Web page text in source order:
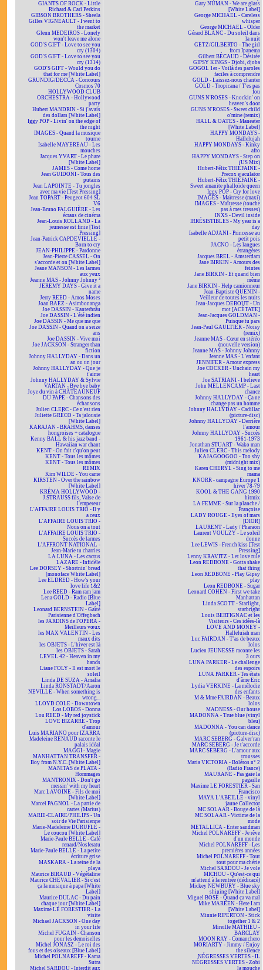
GIANTS OF ROCK - Little
Richard & Carl Perkins
GIBSON BROTHERS - Sheela
Gilles VIGNEAULT - I went to
the market
Glenn MEDEIROS - Lonely
won't leave me alone
GOD'S GIFT - Love to see you
cry (1304)
GOD'S GIFT - Love to see you
cry (1314)
GOD'S GIFT - Would you do
that for me [White Label]
GRUNDIG/DECCA - Concours
Cosmos 70
HOLLYWOOD CLUB
ORCHESTRA - Hollywood
party
Hubert MANDRIN - Si j'avais
des dollars [White Label]
Iggy POP - Livin' on the edge of
the night
IMAGES - Quand la musique
tourne
Isabelle MAYEREAU - Les
mouches
Jacques YVART - Le phare
[White Label]
JAMES - Come home
Jean GUIDONI - Tous des
putains
Jean LAPOINTE - Tu jongles
avec ma vie [Test Pressing]
Jean TOPART - Peugeot 604 SL
V6
Jean-Bruno FALGUIÈRE - Les
écrans de cinéma
Jean-Louis ROLLAND - La
jeunesse est finie [Test
Pressing]
Jean-Patrick CAPDEVIELLE -
Born to cry
JEAN-PHILIPPE - Pardonne
Jean-Pierre CASSEL - On
s'accorde et on [White Label]
Jeane MANSON - Les larmes
aux yeux
Jeanne MAS - Johnny Johnny ²
JEREMY DAYS - Give it a
name
Jerry REED - Amos Moses
Joan BAEZ - Asimbonanga
Joe DASSIN - Kanterbräu
Joe DASSIN - L'été indien
Joe DASSIN - Me que me que
Joe DASSIN - Quand on a seize
ans
Joe DASSIN - Vive moi
Joe JACKSON - Stranger than
fiction
Johnny HALLYDAY - Dans un
an ou un jour
Johnny HALLYDAY - Que je
t'aime
Johnny HALLYDAY & Sylvie
VARTAN - Bye bye baby
Joye du vin à CHÂTEAUNEUF
DU PAPE - Chansons des
échansons
Julien CLERC - Ce n'est rien
Juliette GRÉCO - Ta jalousie
[White Label]
KARAJAN - BRAHMS, danses
hongroises + catalogue
Kenny BALL & his jazz band -
Hawaiian war chant
KENT - On fait c'qu'on peut
KENT - Tous les mômes
KENT - Tous les mômes
REMIX
Kim WILDE - You came
KIRSTEN - Over the rainbow
[White Label]
KRÉMA HOLLYWOOD -
J.STRAUSS fils, Valse de
l'empereur
L'AFFAIRE LOUIS TRIO - Il y
a ceux
L'AFFAIRE LOUIS TRIO -
Nous on a tout
L'AFFAIRE LOUIS TRIO -
Succès de larmes
L'AFFRONT NATIONAL -
Jean-Marie tu charries
LA LUNA - Les cactus
LAZARE - Infidèle
Lee DORSEY - Shortnin' bread
[monoface White Label]
Lee ELDRED - How's your
love life 1&2
Lee REED - Ram ram jam
Lena GOLD - Radio [Blue
Label]
Leonard BERNSTEIN - Gaîté
Parisienne d'Offenbach
les JARDINS de l'OPÉRA -
Meilleurs vœux
les MAX VALENTIN - Les
maux dits
les OBJETS - L'hiver est là
les OBJETS - Sarah
LEVEL 42 - Heaven in my
hands
Liane FOLY - Il est mort le
soleil
Linda DE SUZA - Amalia
Linda RONSTADT/Aaron
NEVILLE - When something is
wrong...
LLOYD COLE - Downtown
Los LOBOS - Donna
Lou REED - My red joystick
LOVE BIZARRE - Trop
d'amour
Luis MARIANO pour IZARRA
Madeleine RENAUD raconte le
palais idéal
MAGGI - Magie
MANHATTAN TRANSFER -
Boy from N.Y.C. [White Label]
MANITAS de PLATA -
Hommages
MANTRONIX - Don't go
messin' with my heart
Marc LAVOINE - Fils de moi
[White Label]
Marcel PAGNOL - La partie de
cartes (Marius)
MARIE-CLAIRE/PHILIPS - Un
soir de Vie Parisienne
Marie-Madeleine DURUFLÉ -
Le coucou [White Label]
Marie-Paule BELLE - Café
renard/Nosferatu
Marie-Paule BELLE - La petite
écriture grise
MASKARA - La reine de la
playa
Maurice BIRAUD - Végétaline
Maurice CHEVALIER - Si c'est
ça la musique à papa [White
Label]
Maurice DULAC - Du pain
chaque jour [White Label]
Maxime LE FORESTIER - La
visite
Michael JACKSON - One day
in your life
Michel FUGAIN - Chanson
pour les demoiselles
Michel JONASZ - Le roi des
fous et des oiseaux [Blue Label]
Michel POLNAREFF - Kama
Sutra
Michel SARDOU - Interdit aux
Gary NUMAN - We are glass
[White Label]
George MICHAEL - Careless
whisper
George MICHAEL - Older
Gérard BLANC - Du soleil dans
la nuit
GETZ/GILBERTO - The girl
from Ipanema
Gilbert BÉCAUD - Désirée
GIPSY KINGS - Djobi, djoba
GOGOL 1er - Voilà des paroles
faciles à comprendre
GOLD - Laissez-nous chanter
GOLD - Tropicana / T'es pas
fou
GUNS N'ROSES - Knockin' on
heaven's door
GUNS N'ROSES - Sweet child
o'mine (remix)
HALL & OATES - Maneater
[White Label]
HAPPY MONDAYS -
Hallelujah
HAPPY MONDAYS - Kinky
afro
HAPPY MONDAYS - Step on
(US Mix)
Hubert-Félix THIÉFAINE -
Precox ejaculator
Hubert-Félix THIÉFAINE -
Sweet amanite phalloïde queen
Iggy POP - Cry for love
IMAGES - Maîtresse (maxi)
IMAGES - Maîtresse (touche
pas à mes tresses)
INXS - Devil inside
IRRÉSISTIBLES - My year is a
day
Isabelle ADJANI - Princesse au
petit pois
JACNO - Les langues
étrangères
Jacques BREL - Amsterdam
Jane BIRKIN - Amours des
feintes
Jane BIRKIN - Et quand bien
même
Jane BIRKIN - Help camionneur
Jean-Baptiste QUENIN -
Veilleur de toutes les nuits
Jean-Jacques DEBOUT - Un
mot [ACÉTATE]
Jean-Jacques GOLDMAN -
Puisque tu pars
Jean-Paul GAULTIER - Noisy
(remix)
Jeanne MAS - Cœur en stéréo
(nouvelle version)
Jeanne MAS - Johnny Johnny
Jeanne MAS - L'enfant
JENNIFER - Amour express
Joe COCKER - Unchain my
heart
Joe SATRIANI - I believe
John MELLENCAMP - Last
chance
Johnny HALLYDAY - Ça ne
change pas un homme
Johnny HALLYDAY - Cadillac
(picture-disc)
Johnny HALLYDAY - Derrière
l'amour
Johnny HALLYDAY - Succès
1961-1973
Jonathan STUART - Wako man
Julien CLERC - This melody
KAJAGOOGOO - Too shy
(midnight mix)
Karen CHERYL - Sing to me
mama
KNORR - campagne Europe 1
hiver 78-79
KOOL & THE GANG 1990
hitmix
LA FEMME - Sur la planche /
Françoise
LADY ROUGE - Eyes of mars
[DIOR]
LAURENT - Lady / Pharaon
Laurent VOULZY - Le soleil
donne
Lee LEWIS - French kiss [Test
Pressing]
Lenny KRAVITZ - Let love rule
Leon REDBONE - Gotta shake
that thing
Leon REDBONE - Play Gipsy
play
Leon REDBONE - Sugar
Leonard COHEN - First we take
Manhattan
Linda SCOTT - Starlight,
starbright
Louis BERTIGNAC et les
Visiteurs - Ces idées-là
LOVE AND MONEY -
Halleluiah man
Luc FAIRDAN - T'as de beaux
lolos
Lucien JEUNESSE raconte les
3 ours
LUNA PARKER - Le challenge
des espoirs
LUNA PARKER - Tes états
d'âme Eric
Lydia VERKINE - La mélodie
des enfants
M & Mme FAIRDAN - Beaux
lolos
MADNESS - Our house
MADONNA - True blue (vinyl
bleu)
MADONNA - You can dance
(picture-disc)
MARC SEBERG - Galver'ran
MARC SEBERG - Je t'accorde
MARC SEBERG - L'amour aux
trousses
Maria VICTORIA - Boléros n° 2
(Radio France)
MAURANE - Pas gaie la
pagaille
Maxime LE FORESTIER - San
Francisco
MAYA L'ABEILLE - vinyl
jaune Collector
MC SOLAAR - Bouge de là
MC SOLAAR - Victime de la
mode
METALLICA - Enter sandman
Michel POLNAREFF - Je rêve
d'un monde
Michel POLNAREFF - Les
premières années
Michel POLNAREFF - Tout
tout pour ma chérie
Michel SARDOU - Je vole
MICHOU - Qu'est-ce qui
m'attend à la rentrée (dédicacé)
Mickey NEWBURY - Blue sky
shining [White Label]
Miguel BOSÉ - Quand ça va mal
Mike MAREEN - Here I am
[White Label]
Minnie RIPERTON - Stick
together 1 & 2
Mireille MATHIEU -
BARCLAY
MOON RAY - Comanchero
MORIARTY - Jimmy / Enjoy
the silence
NÉGRESSES VERTES - IL
NÉGRESSES VERTES - Zobi
la mouche